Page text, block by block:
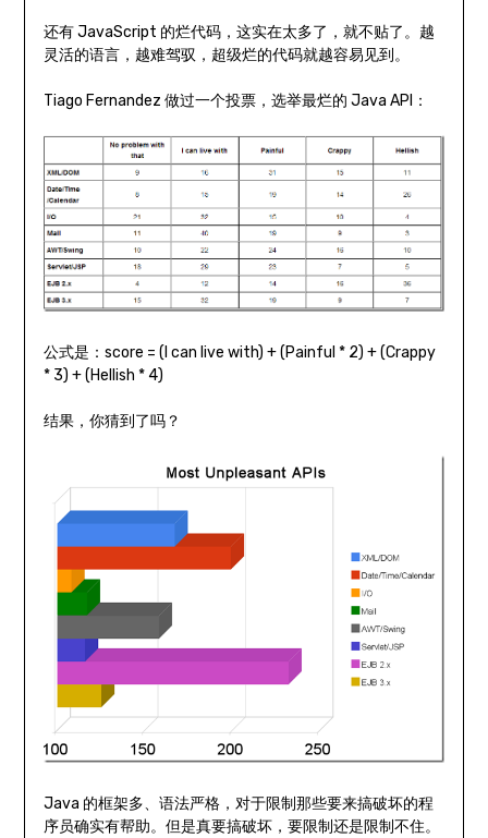
还有 JavaScript 的烂代码，这实在太多了，就不贴了。越
灵活的语言，越难驾驭，超级烂的代码就越容易见到。
Tiago Fernandez 做过一个投票，选举最烂的 Java API：
公式是：score = (I can live with) + (Painful * 2) + (Crappy
* 3) + (Hellish * 4)
结果，你猜到了吗？
Java 的框架多、语法严格，对于限制那些要来搞破坏的程
序员确实有帮助。但是真要搞破坏，要限制还是限制不住。